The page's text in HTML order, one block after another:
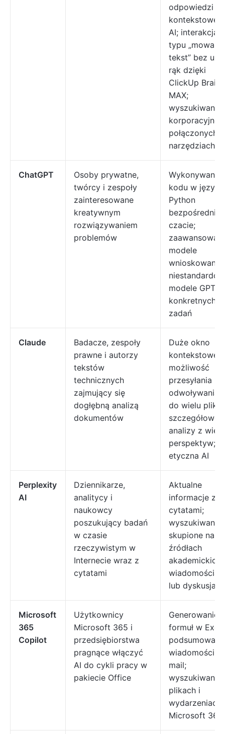
odpowiedzi
kontekstowe
AI; interakcja
typu „mowa
tekst” bez
rąk dzięki
ClickUp Brain
MAX;
wyszukiwanie
korporacyjne
połączonych
narzędziach
ChatGPT
Osoby prywatne,
twórcy i zespoły
zainteresowane
kreatywnym
rozwiązywaniem
problemów
Wykonywanie
kodu w języku
Python
bezpośrednio
czacie;
modele
wnioskowania;
modele GPT
konkretnych
zadań
Claude
Badacze, zespoły
prawne i autorzy
tekstów
technicznych
zajmujący się
dogłębną analizą
dokumentów
Duże okno
kontekstowe;
możliwość
przesyłania i
odwoływania
do wielu
szczegółowe
analizy z wielu
perspektyw;
etyczna AI
Perplexity
AI
Dziennikarze,
analitycy i
naukowcy
poszukujący badań
w czasie
rzeczywistym w
Internecie wraz z
cytatami
Aktualne
informacje z
cytatami;
wyszukiwanie
skupione na
źródłach
akademickich,
lub dyskusjach
Microsoft
365
Copilot
Użytkownicy
Microsoft 365 i
przedsiębiorstwa
pragnące włączyć
AI do cykli pracy w
pakiecie Office
Generowanie
formuł w
wiadomości e-
mail;
wyszukiwanie
plikach i
wydarzeniach
Microsoft 365